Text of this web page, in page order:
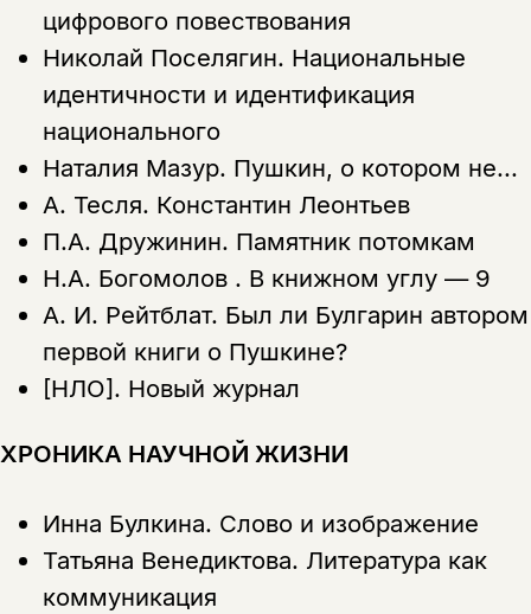
цифрового повествования
Николай Поселягин. Национальные
идентичности и идентификация
национального
Наталия Мазур. Пушкин, о котором не...
А. Тесля. Константин Леонтьев
П.А. Дружинин. Памятник потомкам
Н.А. Богомолов . В книжном углу — 9
А. И. Рейтблат. Был ли Булгарин автором
первой книги о Пушкине?
[НЛО]. Новый журнал
ХРОНИКА НАУЧНОЙ ЖИЗНИ
Инна Булкина. Слово и изображение
Татьяна Венедиктова. Литература как
коммуникация